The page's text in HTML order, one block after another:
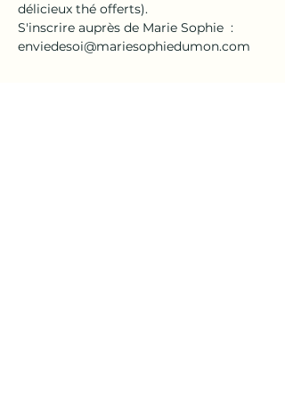
délicieux thé offerts).
S'inscrire auprès de Marie Sophie  :
enviedesoi@mariesophiedumon.com